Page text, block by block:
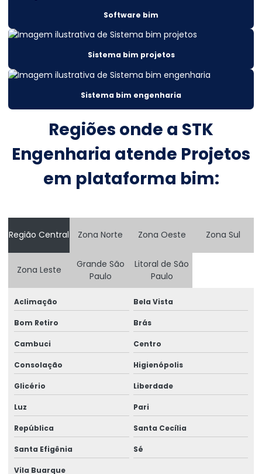
Cálculo projeto estrutural
Cálculos estruturais construção civil
Cálculos estruturais metálicas
Construção De Armazém Atacadista
Construção De Silos Metálicos Em Mato Grosso
Construção de estruturas metálicas
Consultoria Engenharia Estrutural
Consultoria Engenharia Estrutural Galpão
Consultoria Engenharia Estrutural Galpão Preço
Consultoria Engenharia Estrutural Preço
Consultoria Engenharia Estrutural Predio
Consultoria Engenharia Estrutural Predio Preço
Consultoria Estrutural
Consultoria Estrutural Estrutura Metálico
Consultoria Estrutural Galpão
Consultoria Estrutural Para Atacadistas
Software bim
Sistema bim projetos
Sistema bim engenharia
Regiões onde a STK
Engenharia atende Projetos
em plataforma bim:
Região Central Zona Norte Zona Oeste Zona Sul
Zona Leste
Grande São
Paulo
Litoral de São
Paulo
Aclimação Bela Vista
Bom Retiro Brás
Cambuci Centro
Consolação Higienópolis
Glicério Liberdade
Luz Pari
República Santa Cecília
Santa Efigênia Sé
Vila Buarque